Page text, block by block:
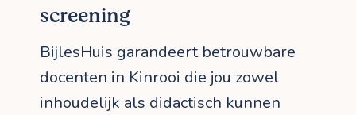
screening
BijlesHuis garandeert betrouwbare
docenten in Kinrooi die jou zowel
inhoudelijk als didactisch kunnen